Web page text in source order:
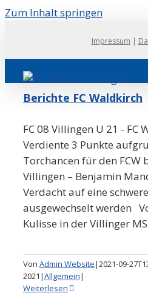
Zum Inhalt springen
Impressum |
Berichte FC Waldkirch
FC 08 Villingen U 21 - FC
Verdiente 3 Punkte
Torchancen für den FCW
Villingen – Benjamin
Verdacht auf eine
ausgewechselt werden
Kulisse in der Villinger MS
Von Admin Website|2021-09-
2021 |Allgemein|
Weiterlesen